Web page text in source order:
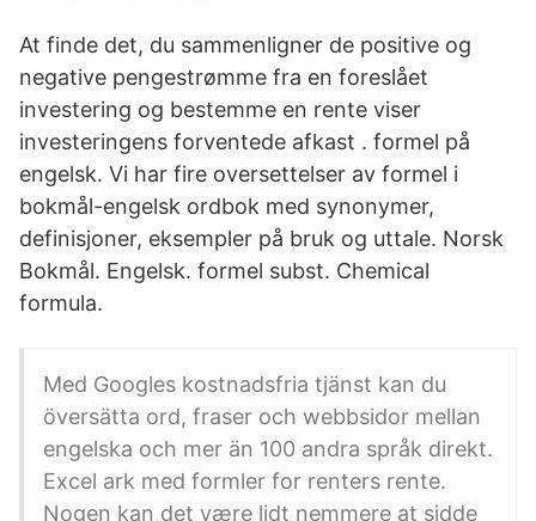
At finde det, du sammenligner de positive og
negative pengestrømme fra en foreslået
investering og bestemme en rente viser
investeringens forventede afkast . formel på
engelsk. Vi har fire oversettelser av formel i
bokmål-engelsk ordbok med synonymer,
definisjoner, eksempler på bruk og uttale. Norsk
Bokmål. Engelsk. formel subst. Chemical
formula.
Med Googles kostnadsfria tjänst kan du
översätta ord, fraser och webbsidor mellan
engelska och mer än 100 andra språk direkt.
Excel ark med formler for renters rente.
Nogen kan det være lidt nemmere at sidde